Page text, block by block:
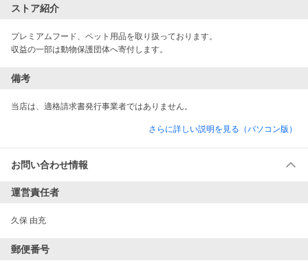
ストア紹介
プレミアムフード、ペット用品を取り扱っております。
収益の一部は動物保護団体へ寄付します。
備考
当店は、適格請求書発行事業者ではありません。
さらに詳しい説明を見る（パソコン版）
お問い合わせ情報
運営責任者
久保 由充
郵便番号